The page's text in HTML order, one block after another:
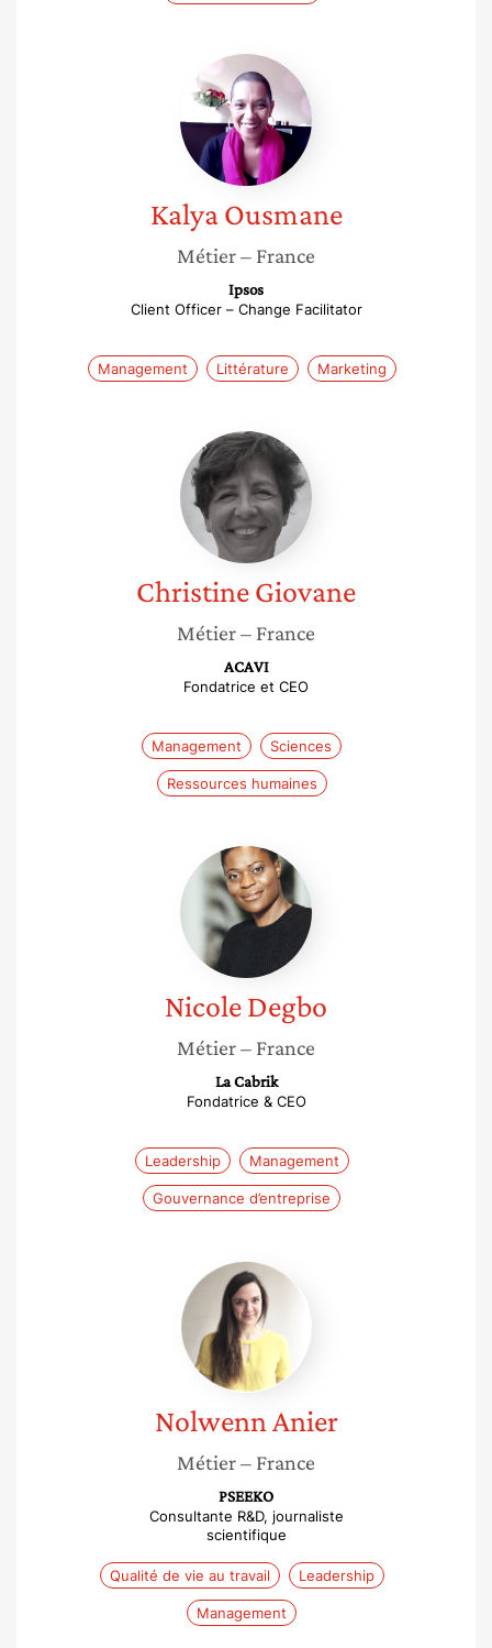
Kalya
Ousmane
Kalya Ousmane
Métier– France
Ipsos
Client Officer – Change Facilitator
Management Littérature Marketing
Christine
Giovane
ChristineGiovane
Métier– France
ACAVI
Fondatrice et CEO
Management Sciences
Ressources humaines
Nicole
Degbo
NicoleDegbo
Métier– France
La Cabrik
Fondatrice & CEO
Leadership Management
Gouvernance d’entreprise
Nolwenn
Anier
NolwennAnier
Métier– France
PSEEKO
Consultante R&D, journaliste
scientifique
Qualité de vie au travail Leadership
Management